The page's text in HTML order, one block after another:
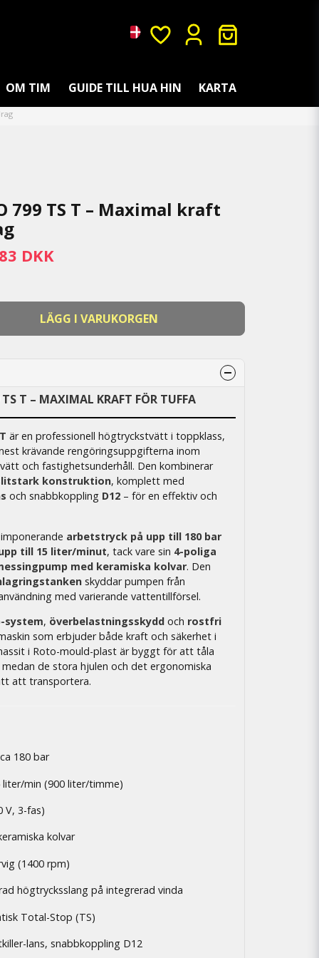
OM TIM GUIDE TILL HUA HIN KARTA
799 TS T – Maximal kraft
DKK
LÄGG I VARUKORGEN
T – MAXIMAL KRAFT FÖR TUFFA
är en professionell högtryckstvätt i toppklass,
krävande rengöringsuppgifterna inom
och fastighetsunderhåll. Den kombinerar
konstruktion, komplett med
och snabbkoppling D12 – för en effektiv och
arbetstryck på upp till 180 bar
till 15 liter/minut, tack vare sin 4-poliga
med keramiska kolvar. Den
skyddar pumpen från
med varierande vattentillförsel.
system, överbelastningsskydd och rostfri
som erbjuder både kraft och säkerhet i
i Roto-mould-plast är byggt för att tåla
de stora hjulen och det ergonomiska
att transportera.
180 bar
liter/min (900 liter/timme)
V, 3-fas)
kolvar
(1400 rpm)
högtrycksslang på integrerad vinda
Total-Stop (TS)
lans, snabbkoppling D12